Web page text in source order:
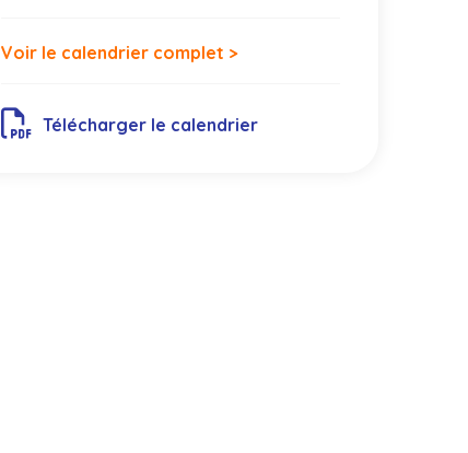
Voir le calendrier complet >
Télécharger le calendrier